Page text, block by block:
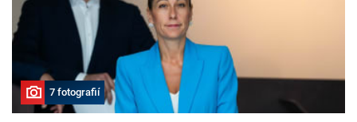
7 fotografií